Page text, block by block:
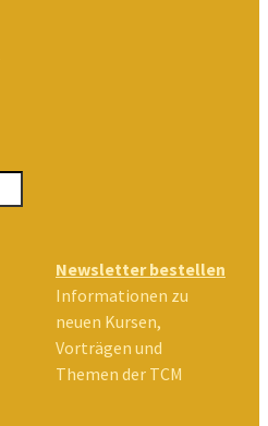
Newsletter bestellen
Informationen zu
neuen Kursen,
Vorträgen und
Themen der TCM